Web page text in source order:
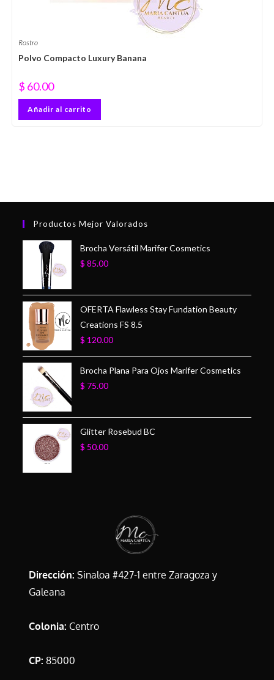
Rostro
Polvo Compacto Luxury Banana
$ 60.00
Añadir al carrito
Productos Mejor Valorados
Brocha Versátil Marifer Cosmetics
$ 85.00
OFERTA Flawless Stay Fundation Beauty
Creations FS 8.5
$ 120.00
Brocha Plana Para Ojos Marifer Cosmetics
$ 75.00
Glitter Rosebud BC
$ 50.00
Dirección: Sinaloa #427-1 entre Zaragoza y
Galeana
Colonia: Centro
CP: 85000